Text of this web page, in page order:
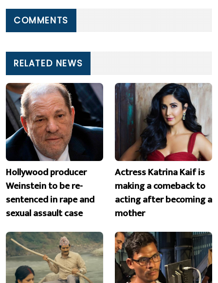
COMMENTS
RELATED NEWS
Hollywood producer
Weinstein to be re-
sentenced in rape and
sexual assault case
Actress Katrina Kaif is
making a comeback to
acting after becoming a
mother